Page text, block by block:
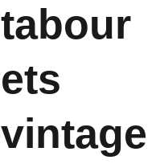
tabour
ets
vintage